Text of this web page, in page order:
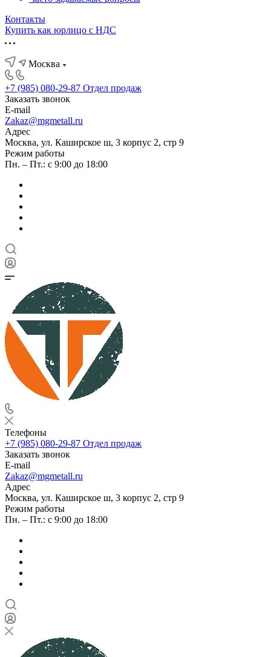
Контакты
Купить как юрлицо с НДС
Москва
+7 (985) 080-29-87 Отдел продаж
Заказать звонок
E-mail
Zakaz@mgmetall.ru
Адрес
Москва, ул. Каширское ш, 3 корпус 2, стр 9
Режим работы
Пн. – Пт.: с 9:00 до 18:00
Телефоны
+7 (985) 080-29-87 Отдел продаж
Заказать звонок
E-mail
Zakaz@mgmetall.ru
Адрес
Москва, ул. Каширское ш, 3 корпус 2, стр 9
Режим работы
Пн. – Пт.: с 9:00 до 18:00